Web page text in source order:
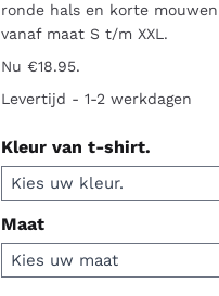
ronde hals en korte
vanaf maat S t/m XXL.
Nu €18.95.
Levertijd - 1-2 werkdagen
Kleur van t-shirt.
Maat